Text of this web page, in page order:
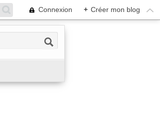
Connexion + Créer mon blog